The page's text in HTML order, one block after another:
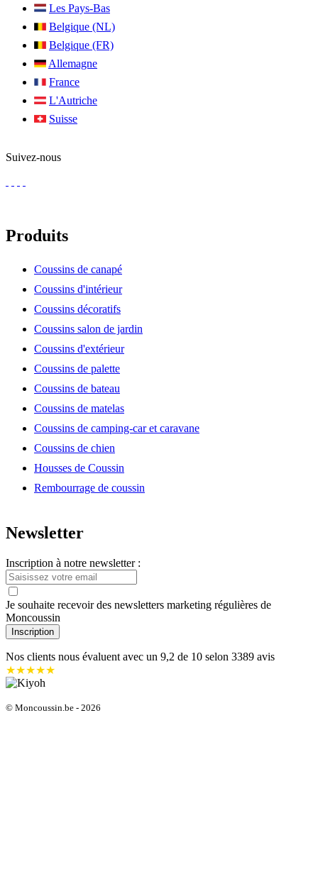
Les Pays-Bas
Belgique (NL)
Belgique (FR)
Allemagne
France
L'Autriche
Suisse
Suivez-nous
Produits
Coussins de canapé
Coussins d'intérieur
Coussins décoratifs
Coussins salon de jardin
Coussins d'extérieur
Coussins de palette
Coussins de bateau
Coussins de matelas
Coussins de camping-car et caravane
Coussins de chien
Housses de Coussin
Rembourrage de coussin
Newsletter
Inscription à notre newsletter :
Je souhaite recevoir des newsletters marketing régulières de
Moncoussin
Inscription
Nos clients nous évaluent avec un 9,2 de 10 selon 3389 avis
★★★★★
© Moncoussin.be - 2026